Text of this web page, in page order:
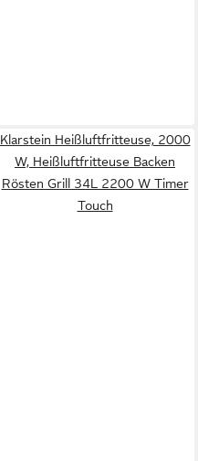
Klarstein Heißluftfritteuse, 2000
W, Heißluftfritteuse Backen
Rösten Grill 34L 2200 W Timer
Touch